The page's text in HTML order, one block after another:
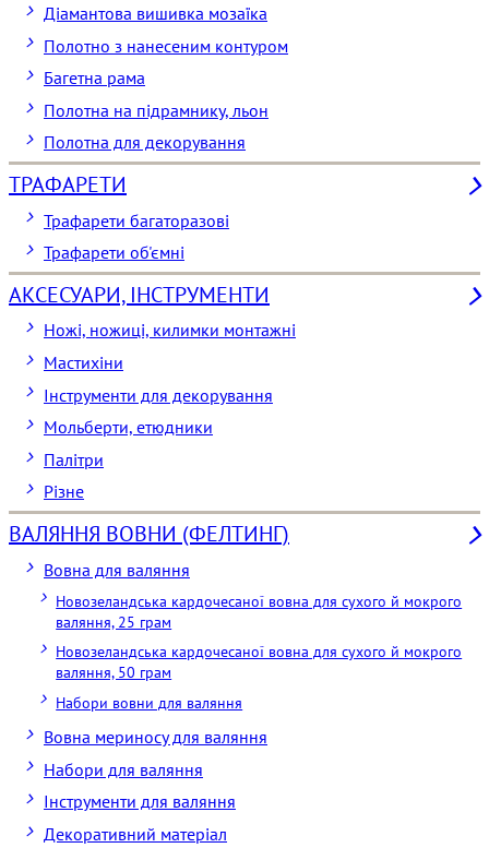
Діамантова вишивка мозаїка
Полотно з нанесеним контуром
Багетна рама
Полотна на підрамнику, льон
Полотна для декорування
ТРАФАРЕТИ
Трафарети багаторазові
Трафарети об'ємні
АКСЕСУАРИ, ІНСТРУМЕНТИ
Ножі, ножиці, килимки монтажні
Мастихіни
Інструменти для декорування
Мольберти, етюдники
Палітри
Різне
ВАЛЯННЯ ВОВНИ (ФЕЛТИНГ)
Вовна для валяння
Новозеландська кардочесаної вовна для сухого й мокрого
валяння, 25 грам
Новозеландська кардочесаної вовна для сухого й мокрого
валяння, 50 грам
Набори вовни для валяння
Вовна мериносу для валяння
Набори для валяння
Інструменти для валяння
Декоративний матеріал